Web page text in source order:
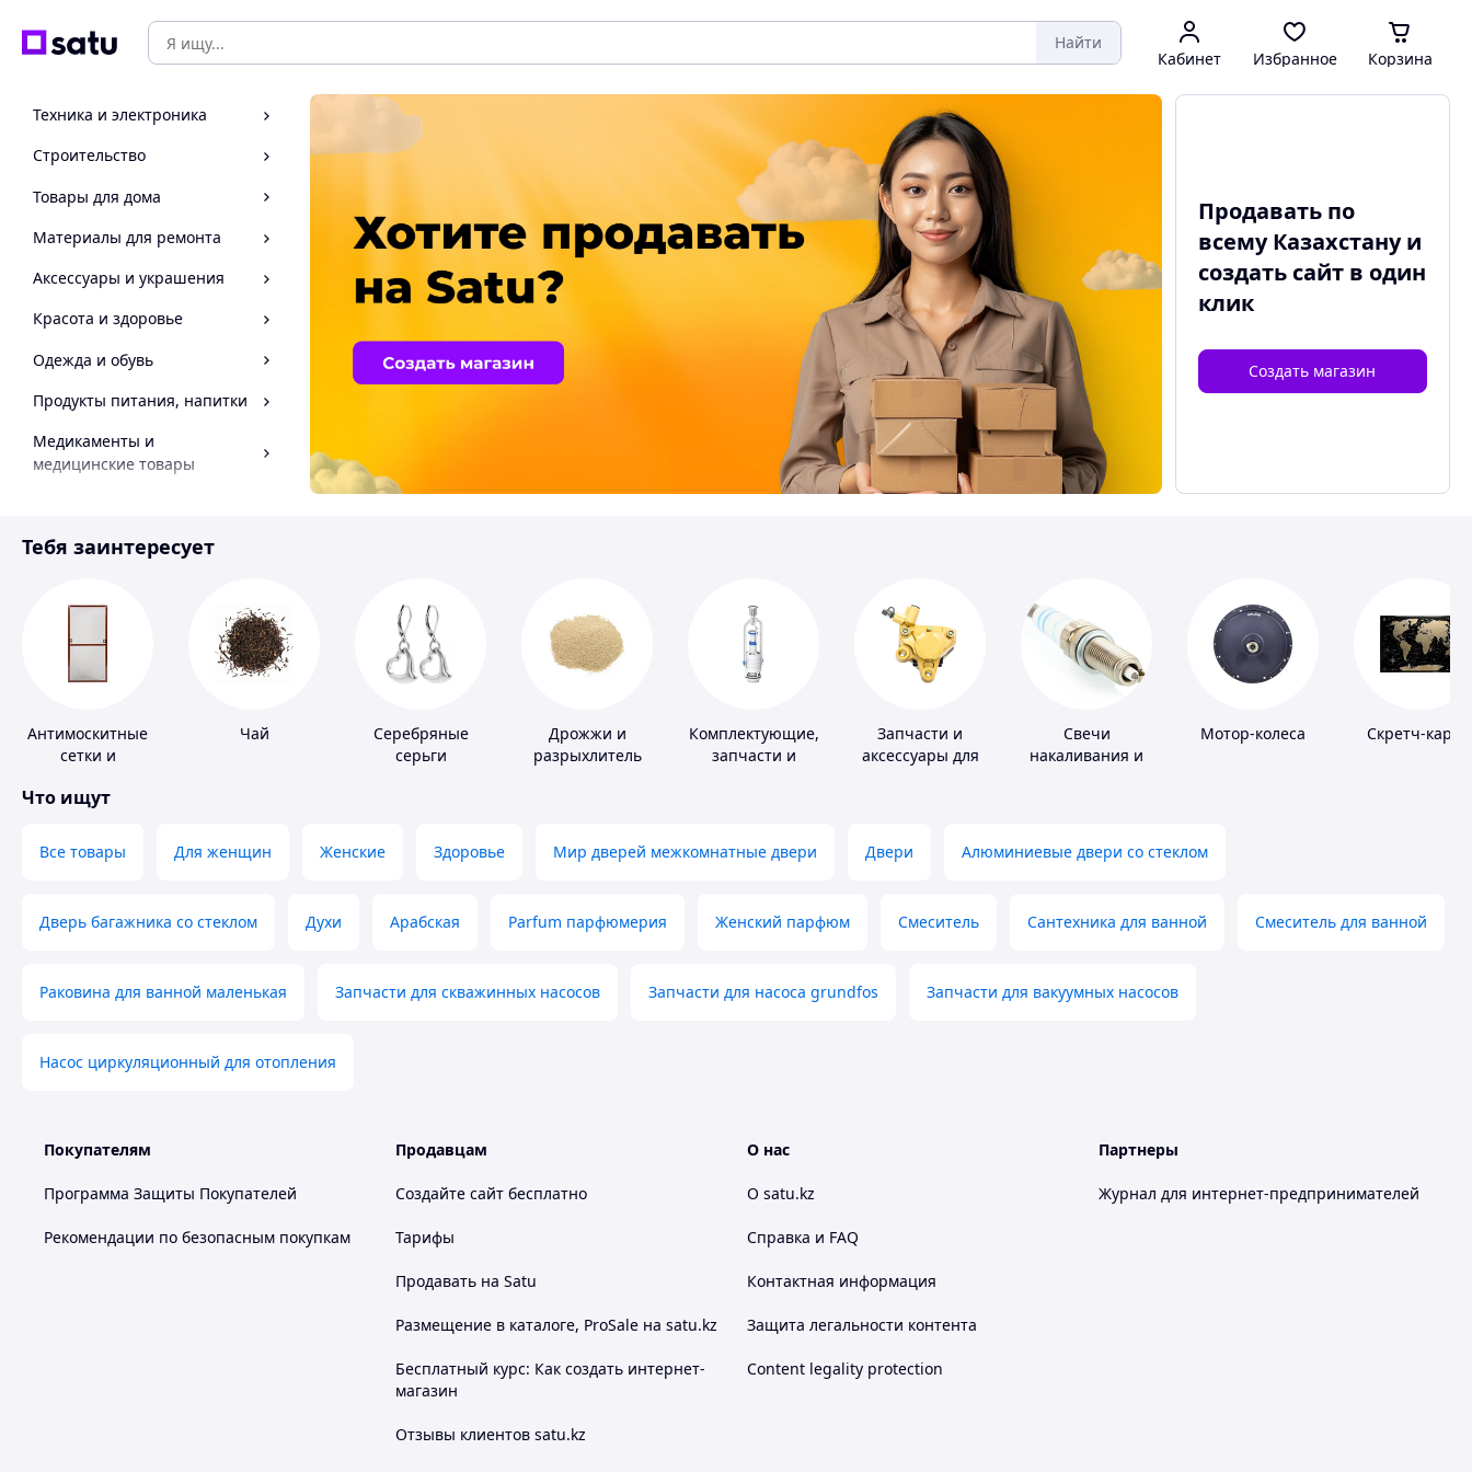
Найти
Кабинет Избранное Корзина
Техника и электроника
Строительство
Товары для дома
Материалы для ремонта
Аксессуары и украшения
Красота и здоровье
Одежда и обувь
Продукты питания, напитки
Медикаменты и
медицинские товары
Инструмент
Продавать по
всему Казахстану и
создать сайтв один
клик
Создать магазин
Тебя заинтересует
Антимоскитные
сетки и
к ним
Чай
Серебряные
серьги
Дрожжи и
разрыхлитель
Комплектующие,
запчасти и
Запчасти и
аксессуары для
Свечи
накаливания и
Мотор-колеса Скретч-карты
Что ищут
Все товары Для женщин Женские Здоровье Мир дверей межкомнатные двери Двери Алюминиевые двери со стеклом
Дверь багажника со стеклом Духи Арабская Parfum парфюмерия Женский парфюм Смеситель Сантехника для ванной Смеситель для ванной
Раковина для ванной маленькая Запчасти для скважинных насосов Запчасти для насоса grundfos Запчасти для вакуумных насосов
Насос циркуляционный для отопления
Покупателям
Программа Защиты Покупателей
Рекомендации по безопасным покупкам
Продавцам
Создайте сайт бесплатно
Тарифы
Продавать на Satu
Размещение в каталоге, ProSale на satu.kz
Бесплатный курс: Как создать интернет-
магазин
Отзывы клиентов satu.kz
О нас
О satu.kz
Справка и FAQ
Контактная информация
Защита легальности контента
Content legality protection
Партнеры
Журнал для интернет-предпринимателей